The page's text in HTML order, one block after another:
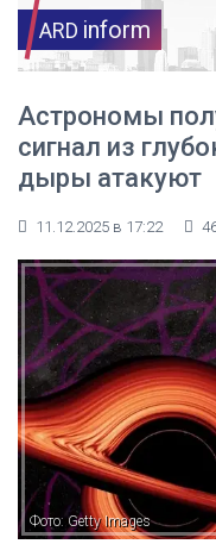
ARD inform
Астрономы
сигнал из
дыры атакуют
11.12.2025 в 17:22
Фото: Getty Images